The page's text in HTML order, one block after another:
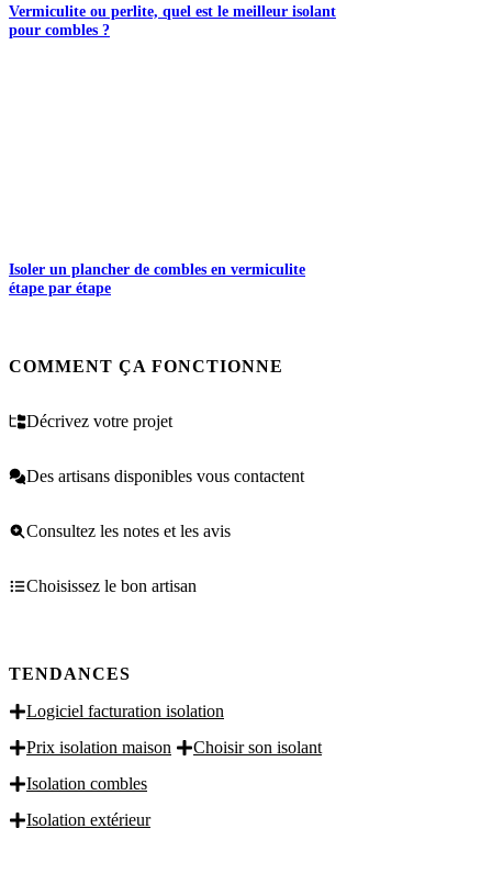
Vermiculite ou perlite, quel est le meilleur isolant
pour combles ?
Isoler un plancher de combles en vermiculite
étape par étape
COMMENT ÇA FONCTIONNE
Décrivez votre projet
Des artisans disponibles vous contactent
Consultez les notes et les avis
Choisissez le bon artisan
TENDANCES
Logiciel facturation isolation
Prix isolation maison
Choisir son isolant
Isolation combles
Isolation extérieur